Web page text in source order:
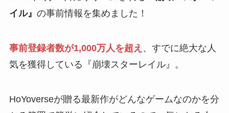
イル』 の事前情報を集めました！
事前登録者数が1,000万人を超え 、すでに絶大な人
気を獲得している『崩壊スターレイル』。
HoYoverseが贈る最新作がどんなゲームなのかを分